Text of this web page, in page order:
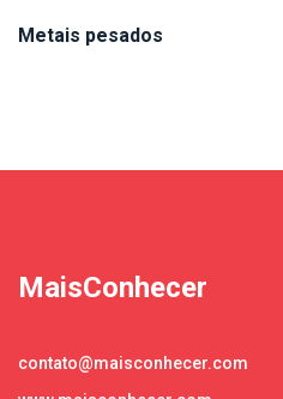
Metais pesados
MaisConhecer
contato@maisconhecer.com